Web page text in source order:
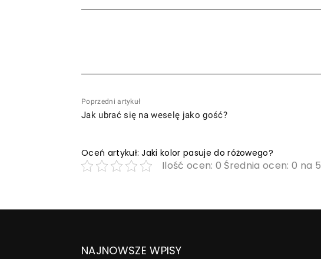
Poprzedni artykuł
Jak ubrać się na weselę jako gość?
Oceń artykuł: Jaki kolor pasuje do różowego?
Ilość ocen: 0 Średnia ocen: 0 na 5
NAJNOWSZE WPISY